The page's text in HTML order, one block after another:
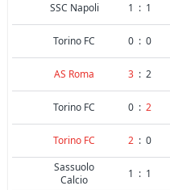
SSC Napoli 1 : 1
Torino FC 0 : 0
AS Roma 3 : 2
Torino FC 0 : 2
Torino FC 2 : 0
Sassuolo
Calcio
1 : 1